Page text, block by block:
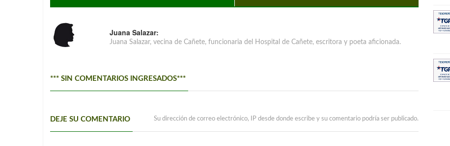
Juana Salazar:
Juana Salazar, vecina de Cañete, funcionaria del Hospital de Cañete, escritora y poeta aficionada.
*** SIN COMENTARIOS INGRESADOS***
DEJE SU COMENTARIO Su dirección de correo electrónico, IP desde donde escribe y su comentario podría ser publicado.